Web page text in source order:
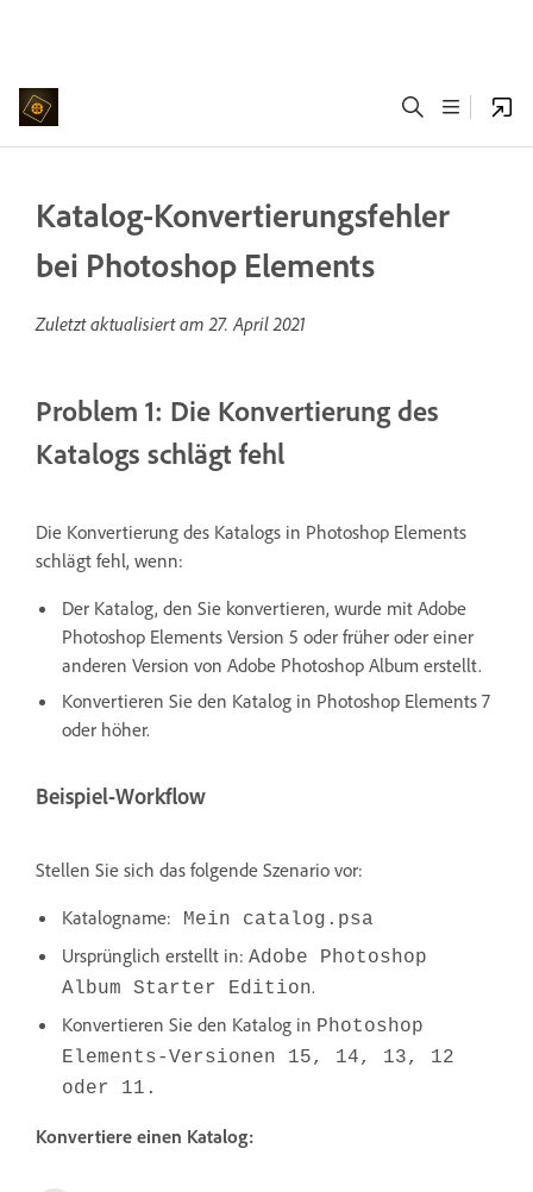
Katalog-Konvertierungsfehler
bei Photoshop Elements
Zuletzt aktualisiert am27. April 2021
Problem 1: Die Konvertierung des
Katalogs schlägt fehl
Die Konvertierung des Katalogs in Photoshop Elements
schlägt fehl, wenn:
Der Katalog, den Sie konvertieren, wurde mit Adobe
Photoshop Elements Version 5 oder früher oder einer
anderen Version von Adobe Photoshop Album erstellt.
Konvertieren Sie den Katalog in Photoshop Elements 7
oder höher.
Beispiel-Workflow
Stellen Sie sich das folgende Szenario vor:
Katalogname: Mein catalog.psa
Ursprünglich erstellt in: Adobe Photoshop
Album Starter Edition.
Konvertieren Sie den Katalog in Photoshop
Elements-Versionen 15, 14, 13, 12
oder 11.
Konvertiere einen Katalog: